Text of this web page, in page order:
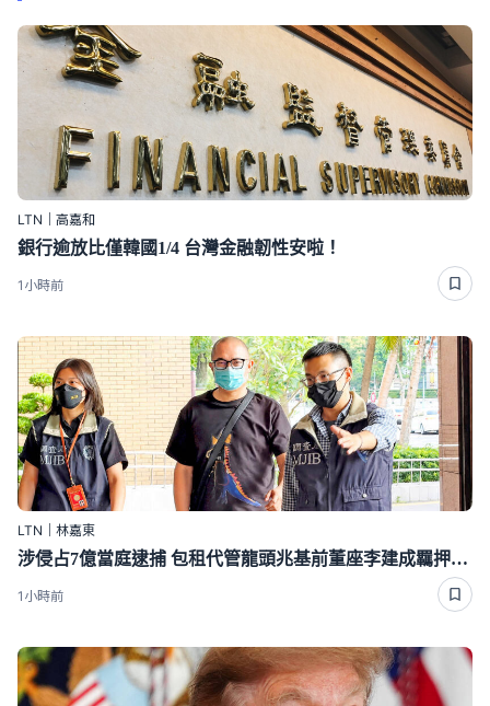
LTN｜高嘉和
銀行逾放比僅韓國1/4 台灣金融韌性安啦！
1小時前
LTN｜林嘉東
涉侵占7億當庭逮捕 包租代管龍頭兆基前董座李建成羈押禁見
1小時前